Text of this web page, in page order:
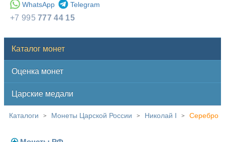
WhatsApp
Telegram
+7 995777 44 15
Каталог монет
Оценка монет
Царские медали
Каталоги > Монеты Царской России > Николай I > Серебро